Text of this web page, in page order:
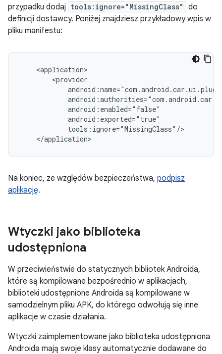
przypadku dodaj tools:ignore="MissingClass"
do
definicji dostawcy. Poniżej znajdziesz przykładowy wpis w
pliku manifestu:
Na koniec, ze względów bezpieczeństwa, podpisz
aplikację.
Wtyczki jako biblioteka
udostępniona
W przeciwieństwie do statycznych bibliotek Androida,
które są kompilowane bezpośrednio w aplikacjach,
biblioteki udostępnione Androida są kompilowane w
samodzielnym pliku APK, do którego odwołują się inne
aplikacje w czasie działania.
Wtyczki zaimplementowane jako biblioteka udostępniona
Androida mają swoje klasy automatycznie dodawane do